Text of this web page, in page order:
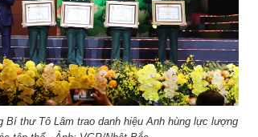
Bí thư Tô Lâm trao danh hiệu Anh hùng lực lượng